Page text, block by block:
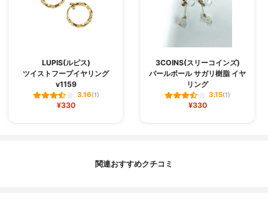
LUPIS(ルピス)
ツイストフープイヤリング
v1159
3.16(1)
¥330
3COINS(スリーコインズ)
パールボール サガリ樹脂 イヤ
リング
3.15(1)
¥330
関連おすすめクチコミ